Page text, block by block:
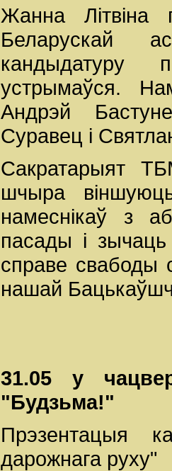
Жанна Літвіна
Беларускай
кандыдатуру
устрымаўся.
Андрэй
Суравец і
Сакратарыят
шчыра
намеснікаў з
пасады і
справе свабоды
нашай
31.05 у
"Будзьма!"
Прэзентацыя
дарожнага руху"